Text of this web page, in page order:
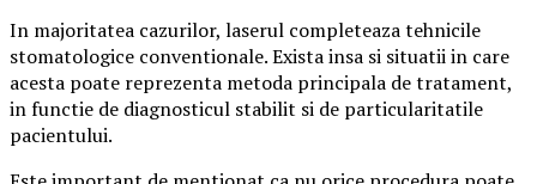
In majoritatea cazurilor, laserul completeaza tehnicile
stomatologice conventionale. Exista insa si situatii in care
acesta poate reprezenta metoda principala de tratament,
in functie de diagnosticul stabilit si de particularitatile
pacientului.